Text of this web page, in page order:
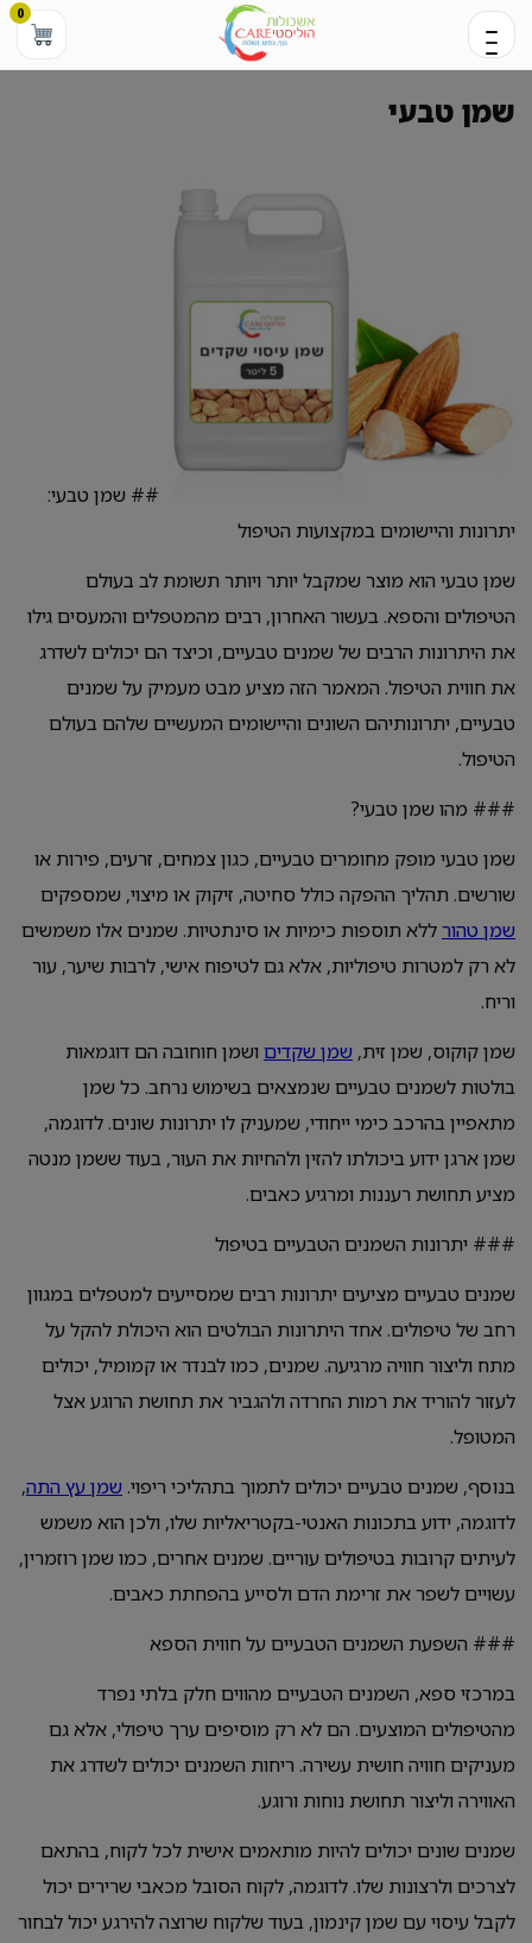
0
שמן טבעי
## שמן טבעי:
יתרונות והיישומים במקצועות הטיפול
שמן טבעי הוא מוצר שמקבל יותר ויותר תשומת לב בעולם
הטיפולים והספא. בעשור האחרון, רבים מהמטפלים והמעסים גילו
את היתרונות הרבים של שמנים טבעיים, וכיצד הם יכולים לשדרג
את חווית הטיפול. המאמר הזה מציע מבט מעמיק על שמנים
טבעיים, יתרונותיהם השונים והיישומים המעשיים שלהם בעולם
הטיפול.
### מהו שמן טבעי?
שמן טבעי מופק מחומרים טבעיים, כגון צמחים, זרעים, פירות או
שורשים. תהליך ההפקה כולל סחיטה, זיקוק או מיצוי, שמספקים
שמן טהורללא תוספות כימיות או סינתטיות. שמנים אלו משמשים
לא רק למטרות טיפוליות, אלא גם לטיפוח אישי, לרבות שיער, עור
וריח.
שמן קוקוס, שמן זית, שמן שקדים ושמן חוחובה הם דוגמאות
בולטות לשמנים טבעיים שנמצאים בשימוש נרחב. כל שמן
מתאפיין בהרכב כימי ייחודי, שמעניק לו יתרונות שונים. לדוגמה,
שמן ארגן ידוע ביכולתו להזין ולהחיות את העור, בעוד ששמן מנטה
מציע תחושת רעננות ומרגיע כאבים.
### יתרונות השמנים הטבעיים בטיפול
שמנים טבעיים מציעים יתרונות רבים שמסייעים למטפלים במגוון
רחב של טיפולים. אחד היתרונות הבולטים הוא היכולת להקל על
מתח וליצור חוויה מרגיעה. שמנים, כמו לבנדר או קמומיל, יכולים
לעזור להוריד את רמות החרדה ולהגביר את תחושת הרוגע אצל
המטופל.
בנוסף, שמנים טבעיים יכולים לתמוך בתהליכי ריפוי. שמן עץ התה,
לדוגמה, ידוע בתכונות האנטי-בקטריאליות שלו, ולכן הוא משמש
לעיתים קרובות בטיפולים עוריים. שמנים אחרים, כמו שמן רוזמרין,
עשויים לשפר את זרימת הדם ולסייע בהפחתת כאבים.
### השפעת השמנים הטבעיים על חווית הספא
במרכזי ספא, השמנים הטבעיים מהווים חלק בלתי נפרד
מהטיפולים המוצעים. הם לא רק מוסיפים ערך טיפולי, אלא גם
מעניקים חוויה חושית עשירה. ריחות השמנים יכולים לשדרג את
האווירה וליצור תחושת נוחות ורוגע.
שמנים שונים יכולים להיות מותאמים אישית לכל לקוח, בהתאם
לצרכים ולרצונות שלו. לדוגמה, לקוח הסובל מכאבי שרירים יכול
לקבל עיסוי עם שמן קינמון, בעוד שלקוח שרוצה להירגע יכול לבחור